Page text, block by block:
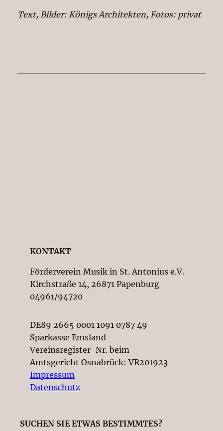
Text, Bilder: Königs Architekten, Fotos: privat
KONTAKT
Förderverein Musik in St. Antonius e.V.
Kirchstraße 14, 26871 Papenburg
04961/94720
DE89 2665 0001 1091 0787 49
Sparkasse Emsland
Vereinsregister-Nr. beim
Amtsgericht Osnabrück: VR201923
Impressum
Datenschutz
SUCHEN SIE ETWAS BESTIMMTES?